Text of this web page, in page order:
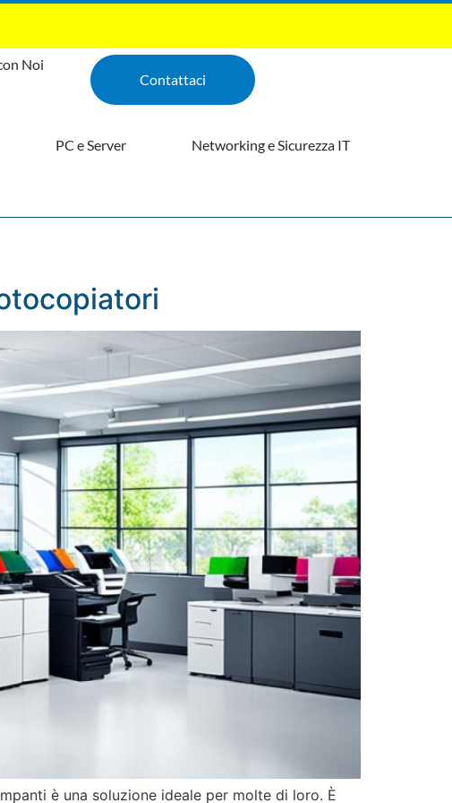
Noi
Contattaci
PC e Server Networking e Sicurezza IT
è una soluzione ideale per molte di loro. È